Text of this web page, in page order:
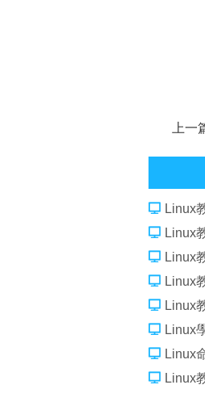
上一
Linux
Linux
Linux
Linux
Linux
Linux
Linux
Linux